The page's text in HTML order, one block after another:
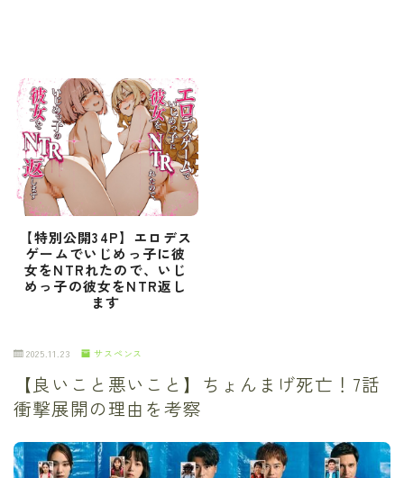
【特別公開34P】エロデス
ゲームでいじめっ子に彼
女をNTRれたので、いじ
めっ子の彼女をNTR返し
ます
2025.11.23 サスペンス
【良いこと悪いこと】ちょんまげ死亡！7話
衝撃展開の理由を考察